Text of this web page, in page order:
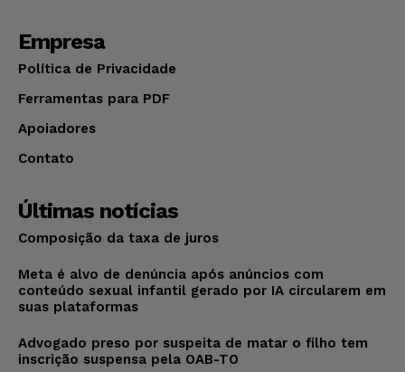
Empresa
Política de Privacidade
Ferramentas para PDF
Apoiadores
Contato
Últimas notícias
Composição da taxa de juros
Meta é alvo de denúncia após anúncios com
conteúdo sexual infantil gerado por IA circularem em
suas plataformas
Advogado preso por suspeita de matar o filho tem
inscrição suspensa pela OAB-TO